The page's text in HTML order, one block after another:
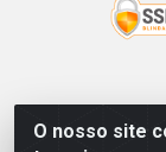
O nosso site